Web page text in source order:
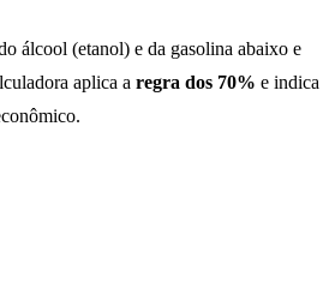
álcool (etanol) e da gasolina abaixo e
aplica a regra dos 70% e indica